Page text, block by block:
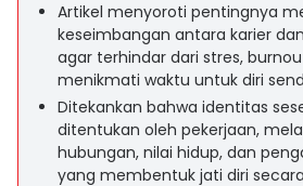
Artikel menyoroti pentingnya
keseimbangan antara karier
agar terhindar dari stres,
menikmati waktu untuk diri
Ditekankan bahwa identitas
ditentukan oleh pekerjaan,
hubungan, nilai hidup, dan
yang membentuk jati diri